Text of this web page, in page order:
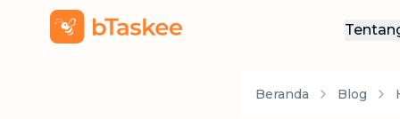
Beranda Blog